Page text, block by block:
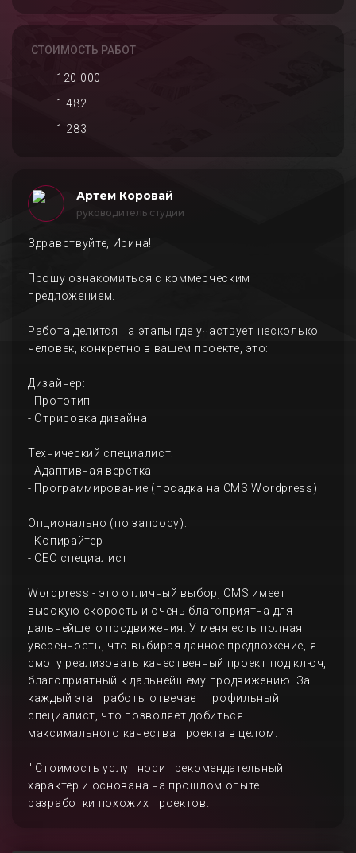
СТОИМОСТЬ РАБОТ
120 000
1 482
1 283
Артем Коровай
руководитель студии
Здравствуйте, Ирина!
Прошу ознакомиться с коммерческим
предложением.
Работа делится на этапы где участвует несколько
человек, конкретно в вашем проекте, это:
Дизайнер:
- Прототип
- Отрисовка дизайна
Технический специалист:
- Адаптивная верстка
- Программирование (посадка на CMS Wordpress)
Опционально (по запросу):
- Копирайтер
- СЕО специалист
Wordpress - это отличный выбор, CMS имеет
высокую скорость и очень благоприятна для
дальнейшего продвижения. У меня есть полная
уверенность, что выбирая данное предложение, я
смогу реализовать качественный проект под ключ,
благоприятный к дальнейшему продвижению. За
каждый этап работы отвечает профильный
специалист, что позволяет добиться
максимального качества проекта в целом.
" Стоимость услуг носит рекомендательный
характер и основана на прошлом опыте
разработки похожих проектов.